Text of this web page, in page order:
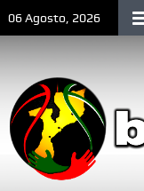
06 Agosto, 2026